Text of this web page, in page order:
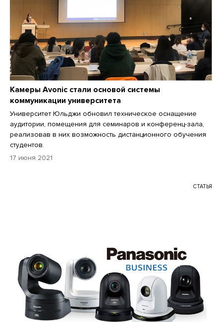
Камеры Avonic стали основой системы
коммуникации университета
Университет Юльджи обновил техническое оснащение
аудитории, помещения для семинаров и конференц-зала,
реализовав в них возможность дистанционного обучения
студентов.
17 июня 2021
СТАТЬЯ